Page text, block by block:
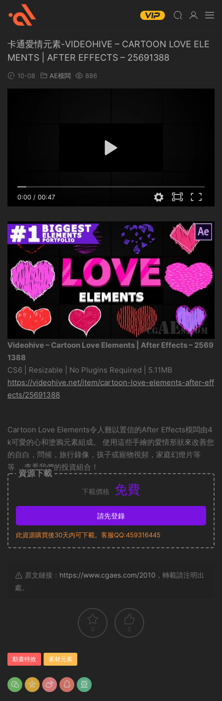
卡通愛情元素-VIDEOHIVE – CARTOON LOVE ELE
MENTS | AFTER EFFECTS – 25691388
10-08 AE模闆 886
0:00 / 00:47
Videohive – Cartoon Love Elements | After Effects – 2569
1388
CS6 | Resizable | No Plugins Required | 5.11MB
https://videohive.net/item/cartoon-love-elements-after-eff
ects/25691388
Cartoon Love Elements令人難以置信的After Effects模闆由4
k可愛的心和塗鴉元素組成。 使用這些手繪的愛情形狀來改善您
的自白，問候，旅行錄像，孩子或寵物視頻，家庭幻燈片等
等。 查看我們的投資組合！
資源下載
下載價格 免費
請先登錄
此資源購買後30天内可下載。客服QQ:459316445
原文鏈接： https://www.cgaes.com/2010 ，轉載請注明出
處。
0 0
動畫特效 素材元素